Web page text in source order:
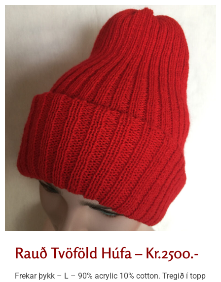
Rauð Tvöföld Húfa – Kr.2500.-
Frekar þykk – L – 90% acrylic 10% cotton. Tregið í topp